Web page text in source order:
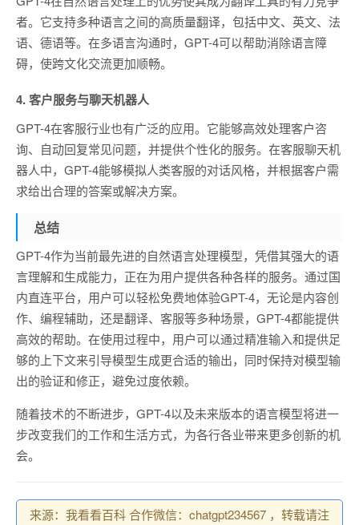
者。它支持多种语言之间的高质量翻译，包括中文、英文、法
语、德语等。在多语言沟通时，GPT-4可以帮助消除语言障
碍，使跨文化交流更加顺畅。
4. 客户服务与聊天机器人
GPT-4在客服行业也有广泛的应用。它能够高效处理客户咨
询、自动回复常见问题，并提供个性化的服务。在客服聊天机
器人中，GPT-4能够模拟人类客服的对话风格，并根据客户需
求给出合理的答案或解决方案。
总结
GPT-4作为当前最先进的自然语言处理模型，凭借其强大的语
言理解和生成能力，正在为用户提供各种各样的服务。通过国
内直连平台，用户可以轻松免费地体验GPT-4，无论是内容创
作、编程辅助，还是翻译、客服等多种场景，GPT-4都能提供
高效的帮助。在使用过程中，用户可以通过精准输入和提供足
够的上下文来引导模型生成更合适的输出，同时保持对模型输
出的验证和修正，避免过度依赖。
随着技术的不断进步，GPT-4以及未来版本的语言模型将进一
步改变我们的工作和生活方式，为各行各业带来更多创新的机
会。
来源：我看看百科 合作微信：chatgpt234567 ，转载请注